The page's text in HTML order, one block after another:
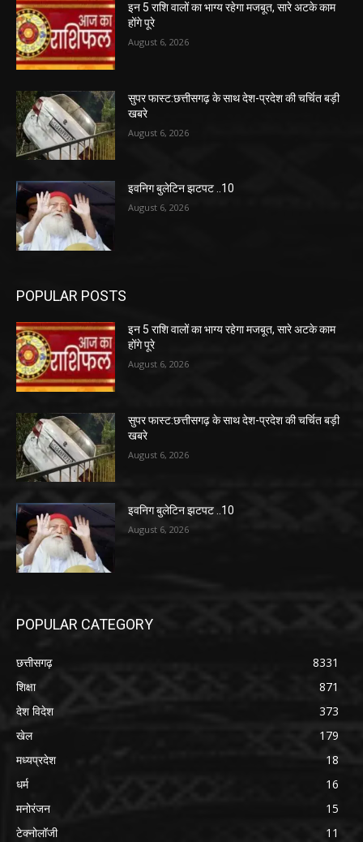
इन 5 राशि वालों का भाग्य रहेगा मजबूत, सारे अटके काम
होंगे पूरे
August 6, 2026
सुपर फास्ट:छत्तीसगढ़ के साथ देश-प्रदेश की चर्चित बड़ी
खबरे
August 6, 2026
इवनिग बुलेटिन झटपट ..10
August 6, 2026
POPULAR POSTS
इन 5 राशि वालों का भाग्य रहेगा मजबूत, सारे अटके काम
होंगे पूरे
August 6, 2026
सुपर फास्ट:छत्तीसगढ़ के साथ देश-प्रदेश की चर्चित बड़ी
खबरे
August 6, 2026
इवनिग बुलेटिन झटपट ..10
August 6, 2026
POPULAR CATEGORY
छत्तीसगढ़
8331
शिक्षा
871
देश विदेश
373
खेल
179
मध्यप्रदेश
18
धर्म
16
मनोरंजन
15
टेक्नोलॉजी
11